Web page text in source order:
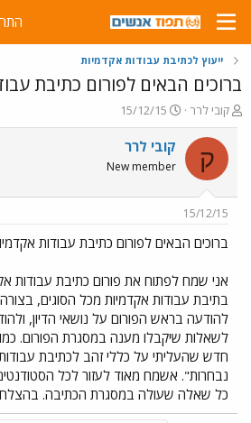
ייעוץ לכתיבת עבודות אקדמיות
ברוכים הבאים לפורום כתיבת
פ
ו
ת
ח
ה
ש
א
קובי לרר
פ
ו
ר
ם
ר
15/12/15
ק קובי לרר
New member
15/12/15
ברוכים הבאים לפורום כתיבת עבודות
אני שמח לפתוח את פורום כתיבת עבודות
בתיבת עבודות אקדמיות מכל הסוגים,
להודעה בראש הפורום על נושאי הדיון,
לשאלות שיקבלו מענה במסגרת הפורום. כמו
חדש שהעליתי על כללי זהב לכתיבת
נבחרות". אשמח מאוד לעזור לכל
כל שאלה שעולה במסגרת הכתיבה.